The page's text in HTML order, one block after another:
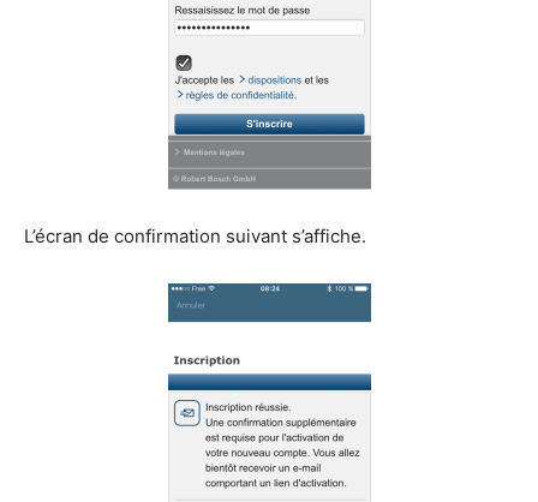
L’écran de confirmation suivant s’affiche.